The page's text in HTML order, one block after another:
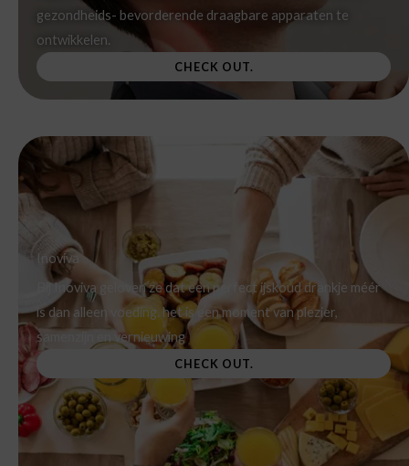
gezondheids- bevorderende draagbare apparaten te
ontwikkelen.
CHECK OUT.
Inoviva
Bij Inoviva geloven ze dat een perfect ijskoud drankje méér
is dan alleen voeding. het is een moment van plezier,
samenzijn en vernieuwing
CHECK OUT.